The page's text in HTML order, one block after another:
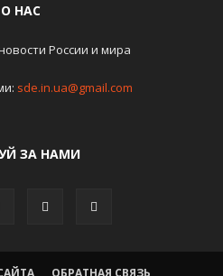
О НАС
России и мира
sde.in.ua@gmail.com
ЗА НАМИ
ОБРАТНАЯ СВЯЗЬ